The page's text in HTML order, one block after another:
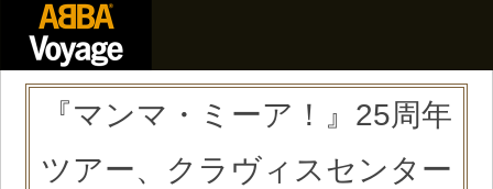
『マンマ・ミーア！』25周年
ツアー、クラヴィスセンター